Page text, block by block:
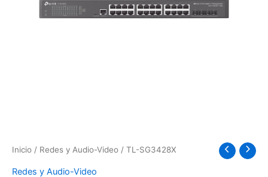
Inicio / Redes y Audio-Video / TL-SG3428X
Redes y Audio-Video